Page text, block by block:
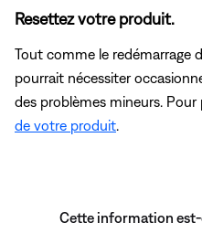
Resettez votre produit.
Tout comme le redémarrage
pourrait nécessiter
des problèmes mineurs.
de votre produit
Cette information